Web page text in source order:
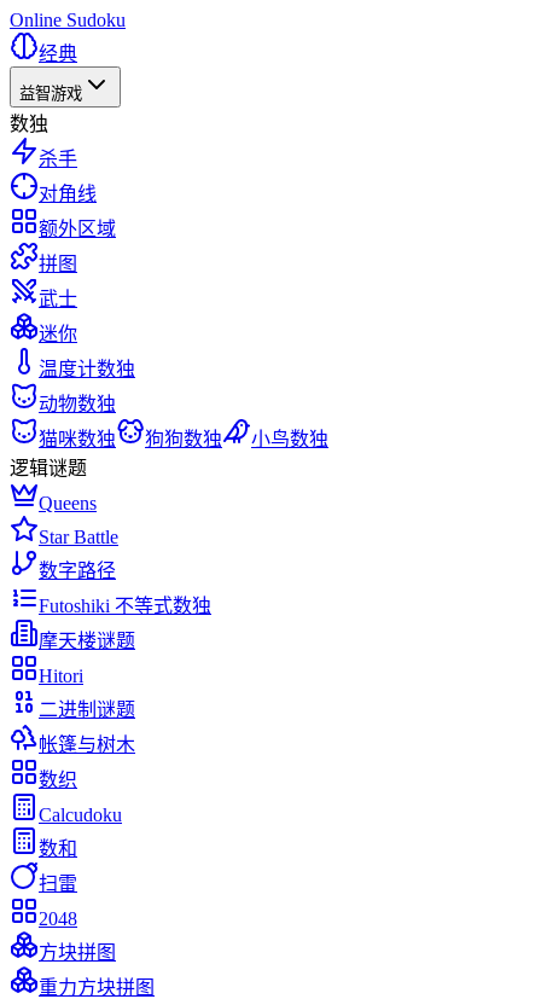
Online Sudoku
经典
益智游戏
数独
杀手
对角线
额外区域
拼图
武士
迷你
温度计数独
动物数独
猫咪数独
狗狗数独
小鸟数独
逻辑谜题
Queens
Star Battle
数字路径
Futoshiki 不等式数独
摩天楼谜题
Hitori
二进制谜题
帐篷与树木
数织
Calcudoku
数和
扫雷
2048
方块拼图
重力方块拼图